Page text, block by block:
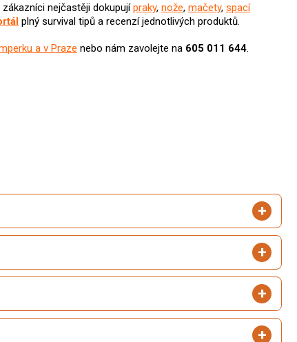
zákazníci nejčastěji dokupujípraky, nože, mačety, spací
plný survival tipů a recenzí jednotlivých produktů.
a v Praze nebo nám zavolejte na 605 011 644.